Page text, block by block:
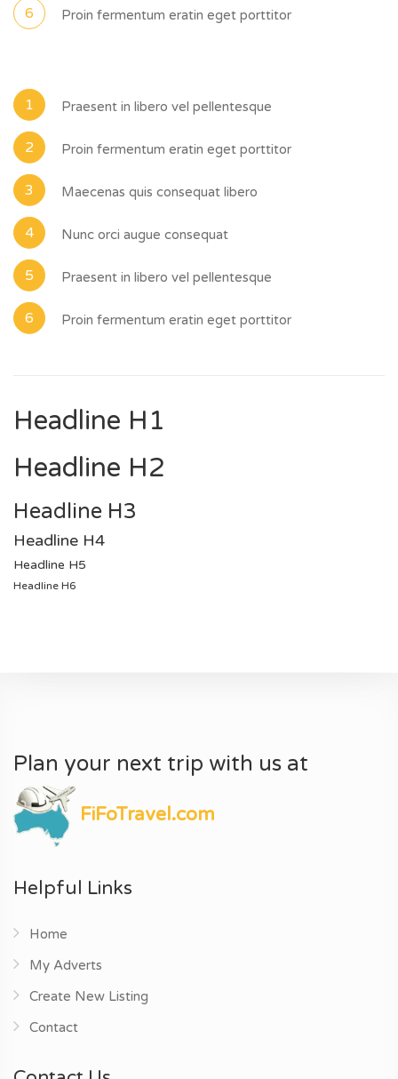
Proin fermentum eratin eget porttitor
Praesent in libero vel pellentesque
Proin fermentum eratin eget porttitor
Maecenas quis consequat libero
Nunc orci augue consequat
Praesent in libero vel pellentesque
Proin fermentum eratin eget porttitor
Headline H1
Headline H2
Headline H3
Headline H4
Headline H5
Headline H6
Plan your next trip with us at
FiFoTravel.com
Helpful Links
Home
My Adverts
Create New Listing
Contact